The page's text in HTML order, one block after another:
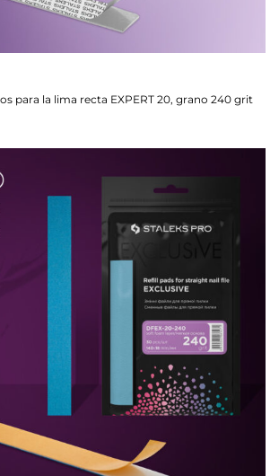
para la lima recta EXPERT 20, grano 240 grit